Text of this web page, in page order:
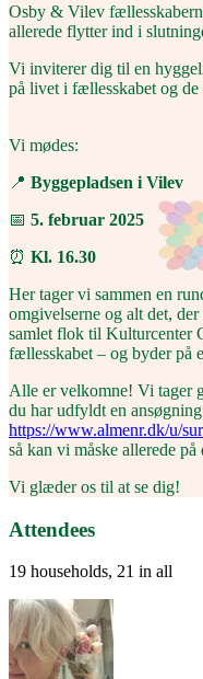
Osby & Vilev
allerede flytter ind i
Vi inviterer dig til en
på livet i fællesskabet og de
Vi mødes:
📍 Byggepladsen i Vilev
📅 5. februar 2025
⏰ Kl. 16.30
Her tager vi sammen en
omgivelserne og alt det,
samlet flok til Kulturcenter
fællesskabet – og byder på
Alle er velkomne! Vi tager
du har udfyldt en
https://www.almenr.dk/u/
så kan vi måske allerede
Vi glæder os til at se dig!
Attendees
19 households, 21 in all